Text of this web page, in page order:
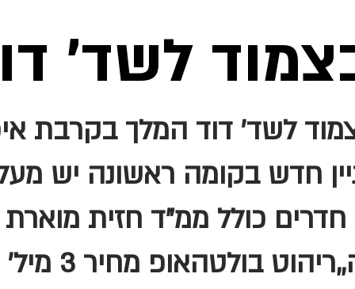
לשד'
לשד' דוד המלך בקרבת
חדש בקומה ראשונה יש
בולטהאופ מחיר 3 מיל' מ"ר